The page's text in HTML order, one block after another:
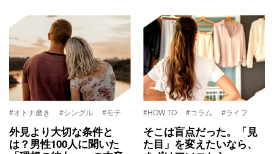
#オトナ磨き #シングル #モテ
外見より大切な条件と
は？男性100人に聞いた
#HOW TO #コラム #ライフ
そこは盲点だった。「見
た目」を変えたいなら、